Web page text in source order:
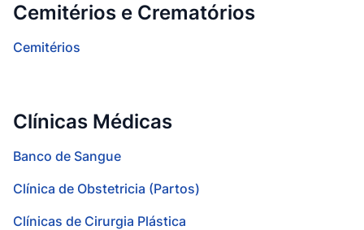
Cemitérios e Crematórios
Cemitérios
Clínicas Médicas
Banco de Sangue
Clínica de Obstetricia (Partos)
Clínicas de Cirurgia Plástica